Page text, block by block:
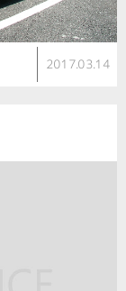
2017.03.14